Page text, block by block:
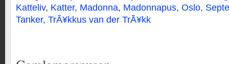
Katteliv, Katter, Madonna, Madonnapus, Oslo,
Tanker, TrÃ¥kkus van der TrÃ¥kk